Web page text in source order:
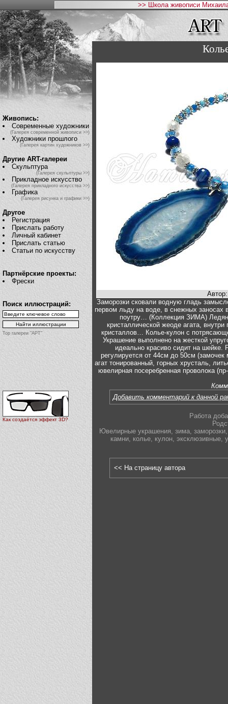
>> Школа живописи
Живопись:
Современные художники
(Галерея современной живописи >>)
Художники прошлого
(Галерея картин художников >>)
Другие ART-галереи
Скульптура
(Галерея скульптуры >>)
Прикладное искусство
(Галерея прикладного искусства >>)
Графика
(Галерея рисунка и графики >>)
Другое
Регистрация
Прислать работу
Личный кабинет
Прислать статью
Статьи по искусству
Партнёрские проекты:
Фрески
Поиск иллюстраций:
Top галереи "АРТ"
Как создаётся эффект 3D?
Заморозки сковали водную гладь
первом льду на воде, в снежных заносах
поутру… (Коллекция ЗИМА)
кристаллической жеоде агата,
кристаллов… Колье-кулон с
Украшение выполнено на жесткой
идеально красиво сидит на шейке.
регулируется от 44см до 50см
агат тонированный, горных хрусталь,
ювелирная посеребренная проволока
Добавить комментарий к данной
Работа
Ювелирные украшения, зима, заморозки,
камни, колье, кулон, эксклюзивные,
<< На страницу автора